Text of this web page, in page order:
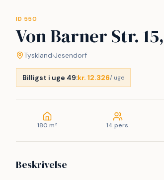
ID 550
Von Barner Str.
Tyskland›Jesendorf
Billigst i uge 49:kr. 12.326/ uge
180 m² 14 pers.
Beskrivelse